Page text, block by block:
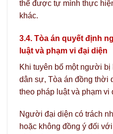
thể được tự mình thực
khác.
3.4. Tòa án quyết định
luật và phạm vi đại diện
Khi tuyên bố một người
dân sự, Tòa án đồng thời
theo pháp luật và phạm vi
Người đại diện có trách
hoặc không đồng ý đối